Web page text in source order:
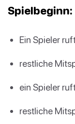
Spielbeginn:
Ein Spieler
restliche
ein Spieler
restliche